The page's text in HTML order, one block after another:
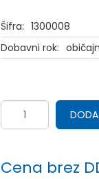
Šifra: 1300008
Dobavni rok:
Cena brez